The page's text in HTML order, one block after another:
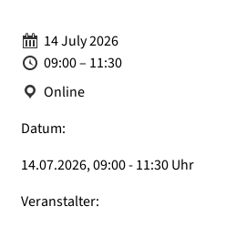
Date:
14 July 2026
Time:
09:00 – 11:30
Location:
Online
Datum:
14.07.2026, 09:00 - 11:30 Uhr
Veranstalter: